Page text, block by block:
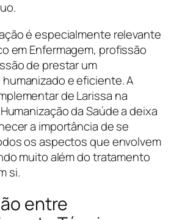
é especialmente relevante
em Enfermagem, profissão
de prestar um
e eficiente. A
de Larissa na
da Saúde a deixa
a importância de se
os aspectos que envolvem
muito além do tratamento
si.
entre